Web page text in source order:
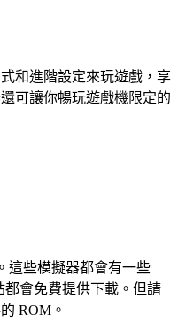
和進階設定來玩遊戲，享
可讓你暢玩遊戲機限定的
這些模擬器都會有一些
會免費提供下載。但請
ROM。